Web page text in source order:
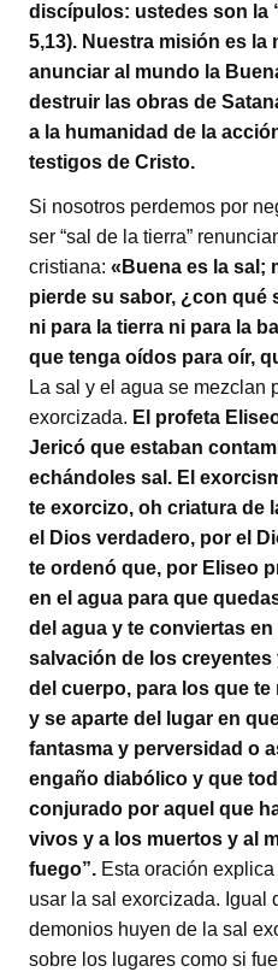
discípulos: ustedes son la
5,13). Nuestra misión es la
anunciar al mundo la
destruir las obras de
a la humanidad de la
testigos de Cristo.
Si nosotros perdemos por
ser “sal de la tierra”
cristiana: «Buena es la sal;
pierde su sabor, ¿con qué
ni para la tierra ni para la
que tenga oídos para oír,
La sal y el agua se mezclan
exorcizada. El profeta
Jericó que estaban
echándoles sal. El
te exorcizo, oh criatura de
el Dios verdadero, por el
te ordenó que, por Eliseo
en el agua para que
del agua y te conviertas
salvación de los creyentes
del cuerpo, para los que
y se aparte del lugar en
fantasma y perversidad o
engaño diabólico y que
conjurado por aquel que
vivos y a los muertos y al
fuego”. Esta oración
usar la sal exorcizada. Igual
demonios huyen de la sal
sobre los lugares como si